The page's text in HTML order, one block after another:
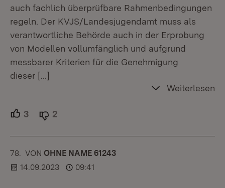
auch fachlich überprüfbare Rahmenbedingungen
regeln. Der KVJS/Landesjugendamt muss als
verantwortliche Behörde auch in der Erprobung
von Modellen vollumfänglich und aufgrund
messbarer Kriterien für die Genehmigung
dieser […]
Weiterlesen
3 Unterstützer.
2
78. KOMMENTAR
VON :OHNE NAME 61243
14.09.2023
09:41